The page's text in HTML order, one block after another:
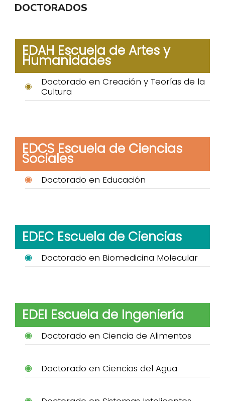
DOCTORADOS
EDAH Escuela de Artes y
Humanidades
Doctorado en Creación y Teorías de la
Cultura
EDCS Escuela de Ciencias
Sociales
Doctorado en Educación
EDEC Escuela de Ciencias
Doctorado en Biomedicina Molecular
EDEI Escuela de Ingeniería
Doctorado en Ciencia de Alimentos
Doctorado en Ciencias del Agua